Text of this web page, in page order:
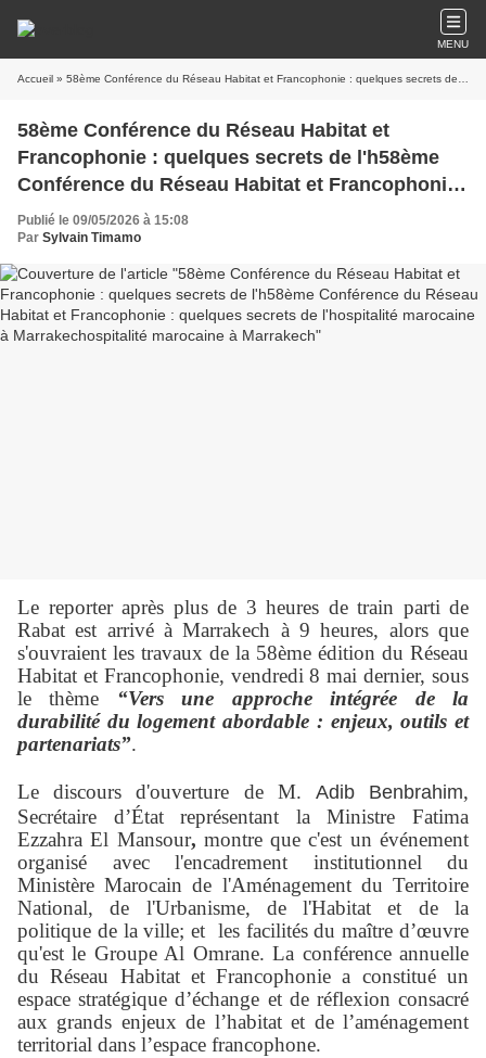
MENU
Accueil » 58ème Conférence du Réseau Habitat et Francophonie : quelques secrets de l'h58ème Conférence du Réseau Habitat et Francophonie : quelques secrets de l'hospitalité marocaine à Marrakechospitalité marocaine à Marrakech
58ème Conférence du Réseau Habitat et
Francophonie : quelques secrets de l'h58ème
Conférence du Réseau Habitat et Francophonie
: quelques secrets de l'hospitalité marocaine à
Marrakechospitalité marocaine à Marrakech
Publié le 09/05/2026 à 15:08
Par Sylvain Timamo
Le reporter après plus de 3 heures de train parti de
Rabat est arrivé à Marrakech à 9 heures, alors que
s'ouvraient les travaux de la 58ème édition du Réseau
Habitat et Francophonie, vendredi 8 mai dernier, sous
le thème “Vers une approche intégrée de la
durabilité du logement abordable : enjeux, outils et
partenariats”.
Le discours d'ouverture de M. Adib Benbrahim,
Secrétaire d’État représentant la Ministre Fatima
Ezzahra El Mansour, montre que c'est un événement
organisé avec l'encadrement institutionnel du
Ministère Marocain de l'Aménagement du Territoire
National, de l'Urbanisme, de l'Habitat et de la
politique de la ville; et les facilités du maître d’œuvre
qu'est le Groupe Al Omrane. La conférence annuelle
du Réseau Habitat et Francophonie a constitué un
espace stratégique d’échange et de réflexion consacré
aux grands enjeux de l’habitat et de l’aménagement
territorial dans l’espace francophone.